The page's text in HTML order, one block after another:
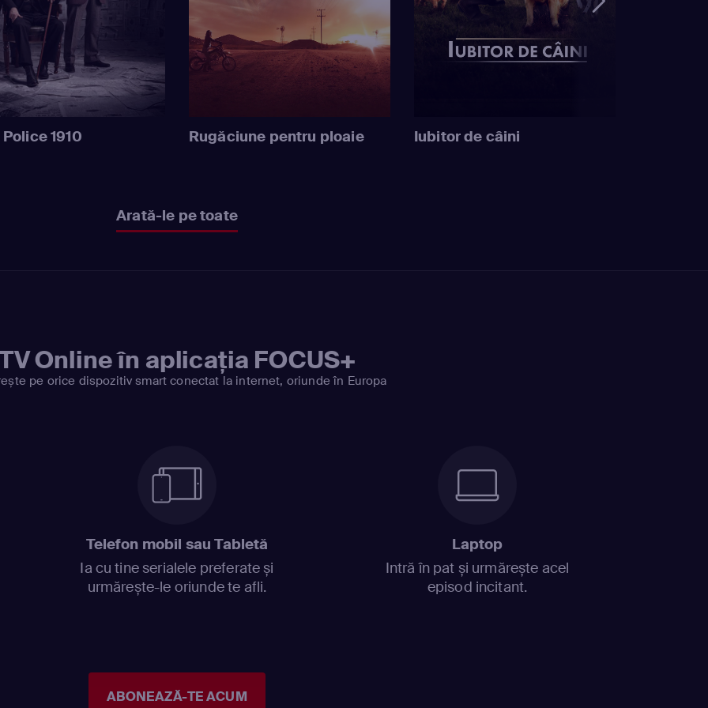
1910 Rugăciune pentru ploaie Iubitor de câini
Arată-le pe toate
Online în aplicația FOCUS+
pe orice dispozitiv smart conectat la internet, oriunde în Europa
Telefon mobil sau Tabletă
Ia cu tine serialele preferate și
urmărește-le oriunde te afli.
Laptop
Intră în pat și urmărește acel
episod incitant.
ABONEAZĂ-TE ACUM